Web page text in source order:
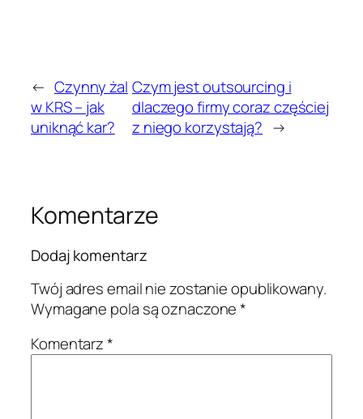
← Czynny żal
w KRS – jak
uniknąć kar?
Czym jest outsourcing i
dlaczego firmy coraz częściej
z niego korzystają? →
Komentarze
Dodaj komentarz
Twój adres email nie zostanie opublikowany.
Wymagane pola są oznaczone*
Komentarz*